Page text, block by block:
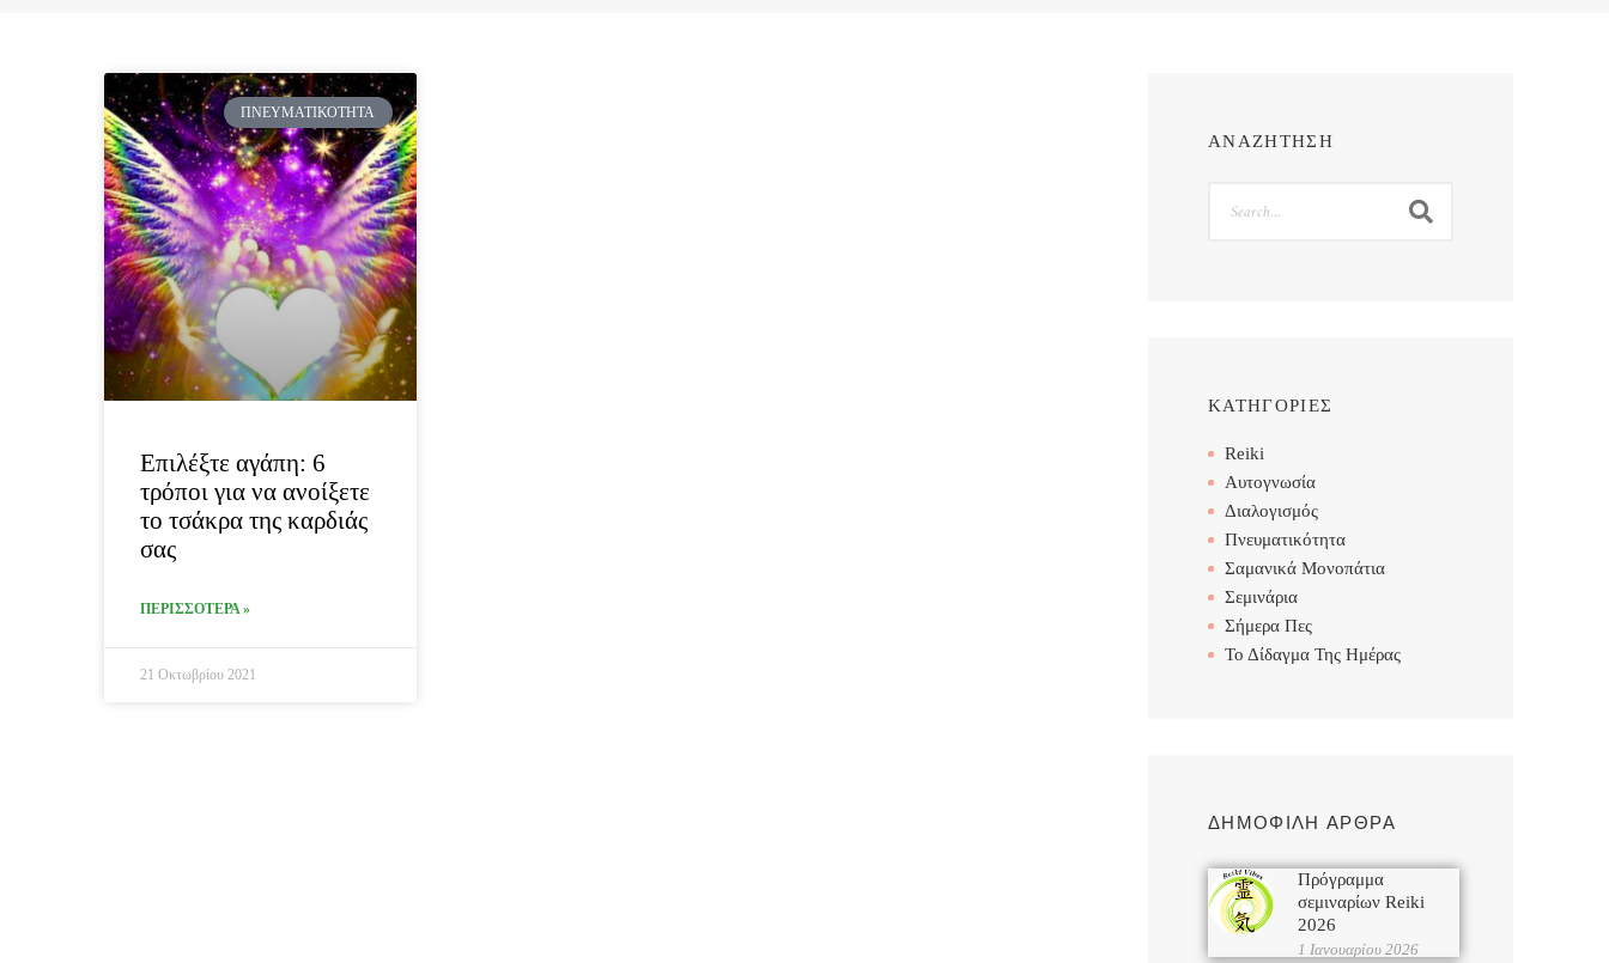
ΠΝΕΥΜΑΤΙΚΌΤΗΤΑ
Επιλέξτε αγάπη: 6
τρόποι για να ανοίξετε
το τσάκρα της καρδιάς
σας
ΠΕΡΙΣΣΟΤΕΡΑ »
21 Οκτωβρίου 2021
ΑΝΑΖΗΤΗΣΗ
ΚΑΤΗΓΟΡΙΕΣ
Reiki
Αυτογνωσία
Διαλογισμός
Πνευματικότητα
Σαμανικά Μονοπάτια
Σεμινάρια
Σήμερα Πες
Το Δίδαγμα Της Ημέρας
ΔΗΜΟΦΙΛΗ ΑΡΘΡΑ
Πρόγραμμα
σεμιναρίων Reiki
2026
1 Ιανουαρίου 2026